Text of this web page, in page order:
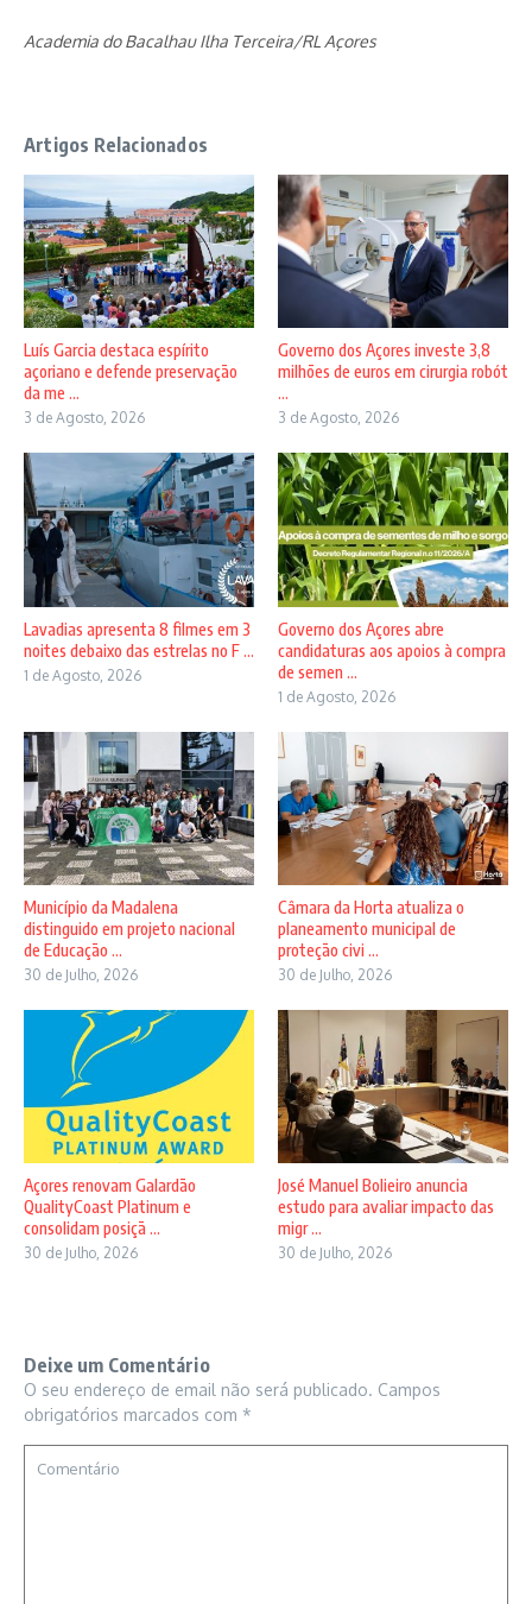
Academia do Bacalhau Ilha Terceira/RL Açores
Artigos Relacionados
Luís Garcia destaca espírito
açoriano e defende preservação
da me ...
3 de Agosto, 2026
Governo dos Açores investe 3,8
milhões de euros em cirurgia robót
...
3 de Agosto, 2026
Lavadias apresenta 8 filmes em 3
noites debaixo das estrelas no F ...
1 de Agosto, 2026
Governo dos Açores abre
candidaturas aos apoios à compra
de semen ...
1 de Agosto, 2026
Município da Madalena
distinguido em projeto nacional
de Educação ...
30 de Julho, 2026
Câmara da Horta atualiza o
planeamento municipal de
proteção civi ...
30 de Julho, 2026
Açores renovam Galardão
QualityCoast Platinum e
consolidam posiçã ...
30 de Julho, 2026
José Manuel Bolieiro anuncia
estudo para avaliar impacto das
migr ...
30 de Julho, 2026
Deixe um Comentário
O seu endereço de email não será publicado. Campos
obrigatórios marcados com *